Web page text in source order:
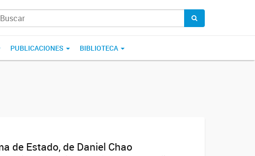
PUBLICACIONES BIBLIOTECA
de Estado, de Daniel Chao